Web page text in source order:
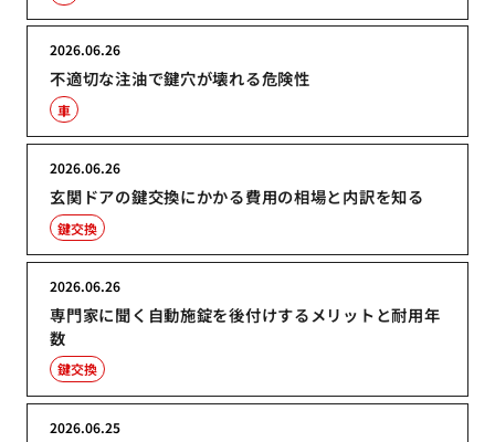
不適切な注油で鍵穴が壊れる危険性
2026.06.26
車
玄関ドアの鍵交換にかかる費用の相場と内訳を知る
2026.06.26
鍵交換
専門家に聞く自動施錠を後付けするメリットと耐用年
数
2026.06.26
鍵交換
2026.06.25